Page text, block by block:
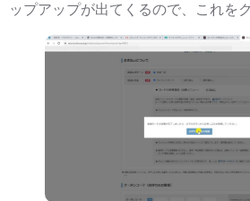
ップアップが出てくるので、これを